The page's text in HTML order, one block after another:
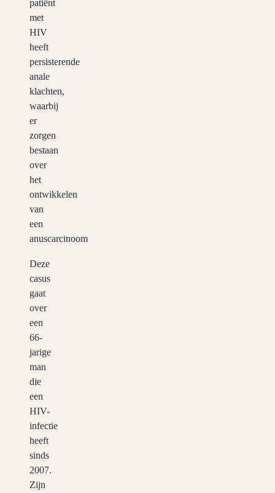
patiënt
met
HIV
heeft
persisterende
anale
klachten,
waarbij
er
zorgen
bestaan
over
het
ontwikkelen
van
een
anuscarcinoom
Deze
casus
gaat
over
een
66-
jarige
man
die
een
HIV-
infectie
heeft
sinds
2007.
Zijn